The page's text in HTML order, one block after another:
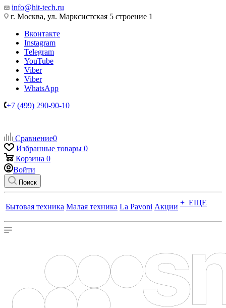
info@hit-tech.ru
г. Москва, ул. Марксистская 5 строение 1
Вконтакте
Instagram
Telegram
YouTube
Viber
Viber
WhatsApp
+7 (499) 290-90-10
Сравнение0
Избранные товары 0
Корзина 0
Войти
Поиск
Бытовая техника Малая техника La Pavoni Акции + ЕЩЕ